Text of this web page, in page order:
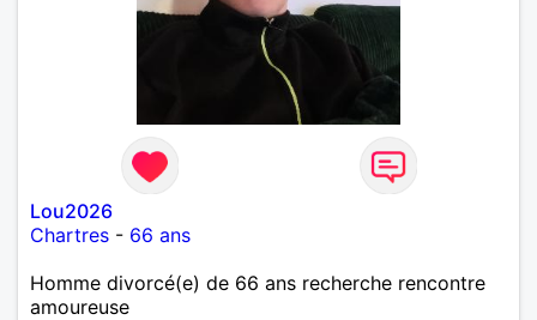
Lou2026
Chartres - 66 ans
Homme divorcé(e) de 66 ans recherche rencontre
amoureuse